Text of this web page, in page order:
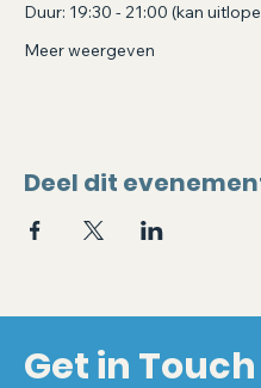
Duur: 19:30 - 21:00 (kan
Meer weergeven
Deel dit
Get in Touch